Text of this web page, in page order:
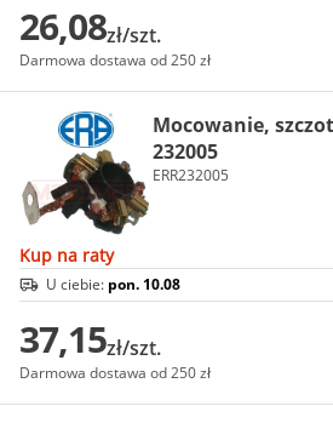
26,08zł/szt.
Darmowa dostawa od 250 zł
Mocowanie,
232005
ERR232005
Kup na raty
U ciebie: pon. 10.08
37,15zł/szt.
Darmowa dostawa od 250 zł